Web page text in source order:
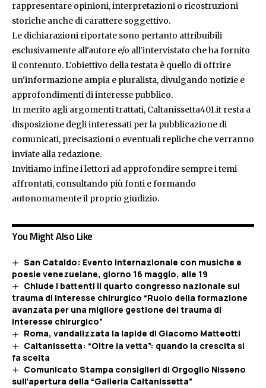
rappresentare opinioni, interpretazioni o ricostruzioni
storiche anche di carattere soggettivo.
Le dichiarazioni riportate sono pertanto attribuibili
esclusivamente all'autore e/o all'intervistato che ha fornito
il contenuto. L'obiettivo della testata è quello di offrire
un'informazione ampia e pluralista, divulgando notizie e
approfondimenti di interesse pubblico.
In merito agli argomenti trattati, Caltanissetta401.it resta a
disposizione degli interessati per la pubblicazione di
comunicati, precisazioni o eventuali repliche che verranno
inviate alla redazione.
Invitiamo infine i lettori ad approfondire sempre i temi
affrontati, consultando più fonti e formando
autonomamente il proprio giudizio.
You Might Also Like
San Cataldo: Evento internazionale con musiche e
poesie venezuelane, giorno 16 maggio, alle 19
Chiude i battenti il quarto congresso nazionale sul
trauma di interesse chirurgico “Ruolo della formazione
avanzata per una migliore gestione del trauma di
interesse chirurgico”
Roma, vandalizzata la lapide di Giacomo Matteotti
Caltanissetta: “Oltre la vetta”: quando la crescita si
fa scelta
Comunicato Stampa consiglieri di Orgoglio Nisseno
sull’apertura della “Galleria Caltanissetta”